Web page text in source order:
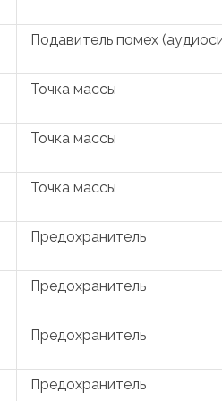
Подавитель помех
Точка массы
Точка массы
Точка массы
Предохранитель
Предохранитель
Предохранитель
Предохранитель